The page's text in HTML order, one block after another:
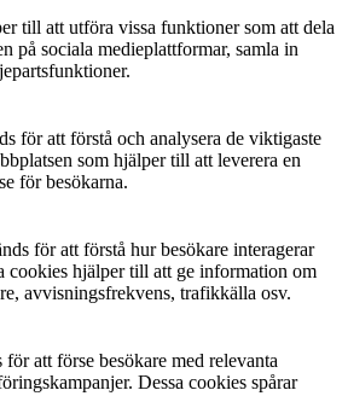
till att utföra vissa funktioner som att dela
på sociala medieplattformar, samla in
för att förstå och analysera de viktigaste
som hjälper till att leverera en
för besökarna.
för att förstå hur besökare interagerar
cookies hjälper till att ge information om
avvisningsfrekvens, trafikkälla osv.
att förse besökare med relevanta
Dessa cookies spårar